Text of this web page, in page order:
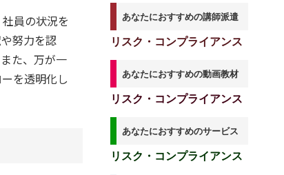
員の状況を
努力を認
た、万が一
を透明化し
あなたにおすすめの講師派遣
リスク・コンプライアンス
あなたにおすすめの動画教材
リスク・コンプライアンス
あなたにおすすめのサービス
リスク・コンプライアンス